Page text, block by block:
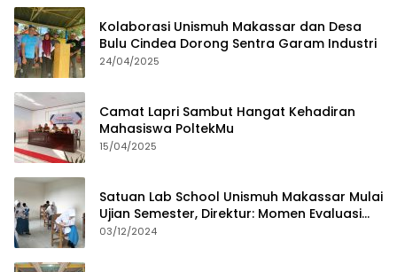
Kolaborasi Unismuh Makassar dan Desa
Bulu Cindea Dorong Sentra Garam Industri
24/04/2025
Camat Lapri Sambut Hangat Kehadiran
Mahasiswa PoltekMu
15/04/2025
Satuan Lab School Unismuh Makassar Mulai
Ujian Semester, Direktur: Momen Evaluasi
Proses Pembelajaran
03/12/2024